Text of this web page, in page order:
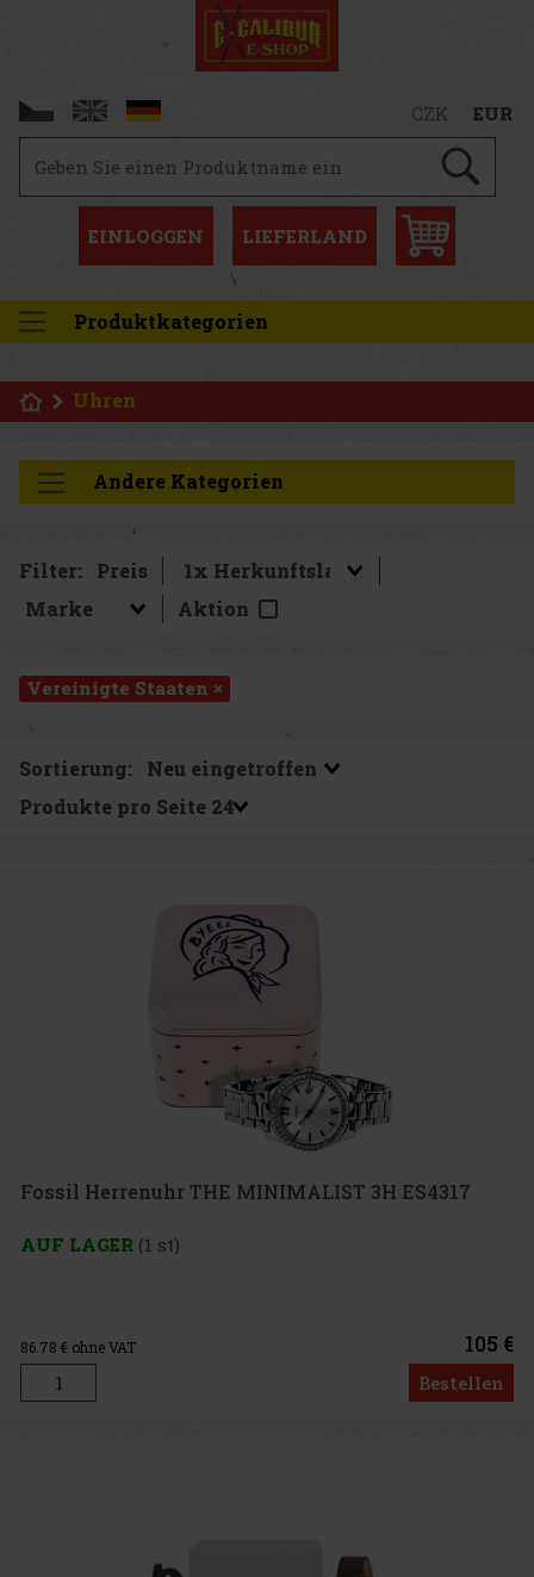
CZK EUR
EINLOGGEN LIEFERLAND
Produktkategorien
Uhren
Andere Kategorien
Filter:
Preis
Aktion
Vereinigte Staaten ×
Sortierung:
Produkte pro Seite
Fossil Herrenuhr THE MINIMALIST 3H ES4317
AUF LAGER (1 st)
86.78 € ohne VAT 105 €
Bestellen